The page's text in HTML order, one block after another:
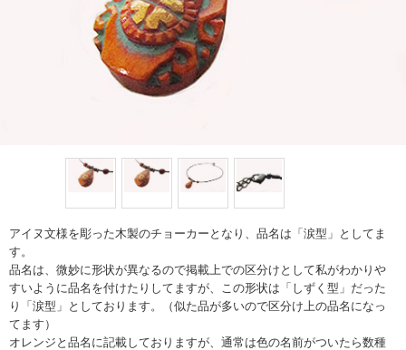
アイヌ文様を彫った木製のチョーカーとなり、品名は「涙型」としてま
す。
品名は、微妙に形状が異なるので掲載上での区分けとして私がわかりや
すいように品名を付けたりしてますが、この形状は「しずく型」だった
り「涙型」としております。（似た品が多いので区分け上の品名になっ
てます）
オレンジと品名に記載しておりますが、通常は色の名前がついたら数種